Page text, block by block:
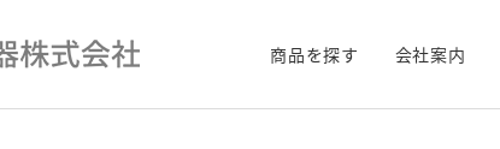
商品を探す 会社案内